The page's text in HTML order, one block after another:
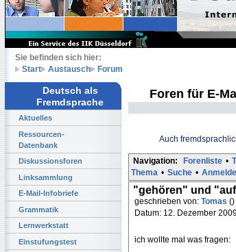
Sie befinden sich hier:
Start
Austausch Forum
Deutsch als
Fremdsprache
Aktuelles
Ressourcen-
Datenbank
Diskussionsforen
Linksammlung
E-Mail-Infobriefe
Grammatik
Lernwerkstatt
Einstufungstest
Foren für E-
Auch
Navigation: Forenliste •
Thema • Suche •
"gehören" und
geschrieben von: Tomas ()
Datum: 12. Dezember
ich wollte mal was fragen: